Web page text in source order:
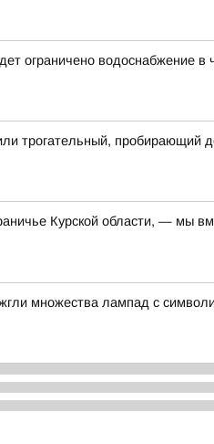
ограничено водоснабжение в
трогательный, пробирающий
Курской области, — мы
множества лампад с